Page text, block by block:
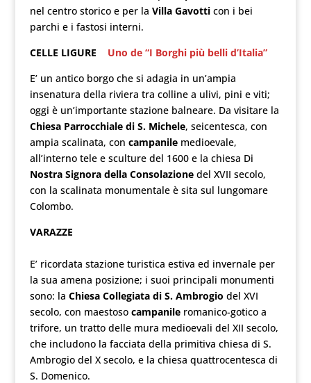
nel centro storico e per la Villa Gavotticon i bei
parchi e i fastosi interni.
CELLE LIGURE
Uno de “I Borghi più belli d’Italia”
E’ un antico borgo che si adagia in un’ampia
insenatura della riviera tra colline a ulivi, pini e viti;
oggi è un’importante stazione balneare. Da visitare la
Chiesa Parrocchiale di S. Michele, seicentesca, con
ampia scalinata, con campanilemedioevale,
all’interno tele e sculture del 1600 e la chiesa Di
Nostra Signora della Consolazionedel XVII secolo,
con la scalinata monumentale è sita sul lungomare
Colombo.
VARAZZE
E’ ricordata stazione turistica estiva ed invernale per
la sua amena posizione; i suoi principali monumenti
sono: la Chiesa Collegiata di S. Ambrogio del XVI
secolo, con maestoso campanile romanico-gotico a
trifore, un tratto delle mura medioevali del XII secolo,
che includono la facciata della primitiva chiesa di S.
Ambrogio del X secolo, e la chiesa quattrocentesca di
S. Domenico.